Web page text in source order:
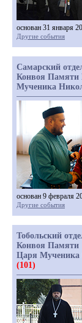
основан 31 января
Другие события
Самарский
Конвоя Памяти
Мученика
основан 9 февраля
Другие события
Тобольский
Конвоя Памяти
Царя
(101)